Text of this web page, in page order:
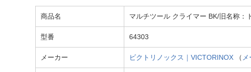
商品名 マルチツール クライマー BK/旧名称
型番 64303
メーカー ビクトリノックス｜VICTORINOX （